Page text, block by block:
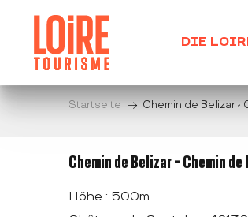
contenu
principal
DIE
Startseite Chemin de Belizar -
Chemin de Belizar - Chemin
Höhe : 500m